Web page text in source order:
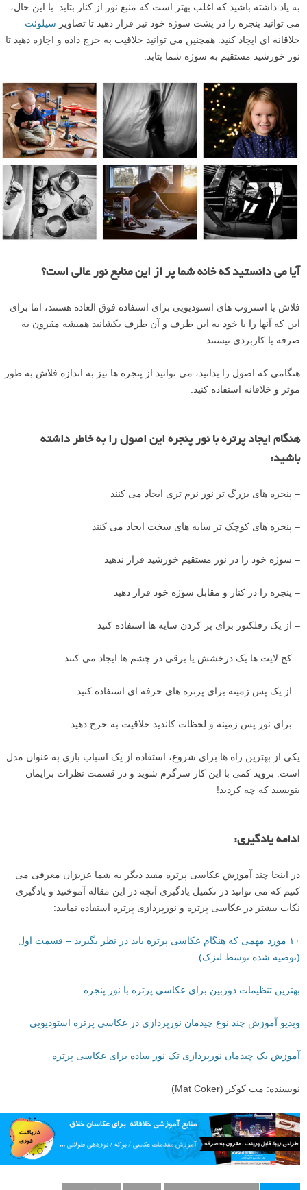
به یاد داشته باشید که اغلب بهتر است که منبع نور از کنار بتابد. با این حال،
می توانید پنجره را در پشت سوژه خود نیز قرار دهید تا تصاویر سیلوئت
خلاقانه ای ایجاد کنید. همچنین می توانید خلاقیت به خرج داده و اجازه دهید تا
نور خورشید مستقیم به سوژه شما بتابد.
آیا می دانستید که خانه شما پر از این منابع نور عالی است؟
فلاش یا استروب های استودیویی برای استفاده فوق العاده هستند، اما برای
این که آنها را با خود به این طرف و آن طرف بکشانید همیشه مقرون به
صرفه یا کاربردی نیستند.
هنگامی که اصول را بدانید، می توانید از پنجره ها نیز به اندازه فلاش به طور
موثر و خلاقانه استفاده کنید.
هنگام ایجاد پرتره با نور پنجره این اصول را به خاطر داشته
باشید:
– پنجره های بزرگ تر نور نرم تری ایجاد می کنند
– پنجره های کوچک تر سایه های سخت ایجاد می کنند
– سوژه خود را در نور مستقیم خورشید قرار ندهید
– پنجره را در کنار و مقابل سوژه خود قرار دهید
– از یک رفلکتور برای پر کردن سایه ها استفاده کنید
– کچ لایت ها یک درخشش یا برقی در چشم ها ایجاد می کنند
– از یک پس زمینه برای پرتره های حرفه ای استفاده کنید
– برای نور پس زمینه و لحظات کاندید خلاقیت به خرج دهید
یکی از بهترین راه ها برای شروع، استفاده از یک اسباب بازی به عنوان مدل
است. بروید کمی با این کار سرگرم شوید و در قسمت نظرات برایمان
بنویسید که چه کردید!
ادامه یادگیری:
در اینجا چند آموزش عکاسی پرتره مفید دیگر به شما عزیزان معرفی می
کنیم که می توانید در تکمیل یادگیری آنچه در این مقاله آموختید و یادگیری
نکات بیشتر در عکاسی پرتره و نورپردازی پرتره استفاده نمایید:
۱۰ مورد مهمی که هنگام عکاسی پرتره باید در نظر بگیرید – قسمت اول
(توصیه شده توسط لنزک)
بهترین تنظیمات دوربین برای عکاسی پرتره با نور پنجره
ویدیو آموزش چند نوع چیدمان نورپردازی در عکاسی پرتره استودیویی
آموزش یک چیدمان نورپردازی تک نور ساده برای عکاسی پرتره
نویسنده: مت کوکر (Mat Coker)